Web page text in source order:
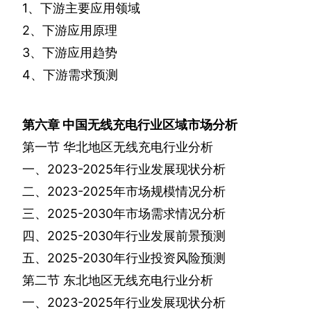
1、下游主要应用领域
2、下游应用原理
3、下游应用趋势
4、下游需求预测
第六章 中国无线充电行业区域市场分析
第一节 华北地区无线充电行业分析
一、 2023-2025年行业发展现状分析
二、 2023-2025年市场规模情况分析
三、 2025-2030年市场需求情况分析
四、 2025-2030年行业发展前景预测
五、 2025-2030年行业投资风险预测
第二节 东北地区无线充电行业分析
一、 2023-2025年行业发展现状分析